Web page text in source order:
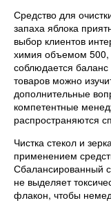
Средство для
запаха яблока
выбор клиентов
химия объемом
соблюдается баланс
товаров можно
дополнительные
компетентные
распространяются
Чистка стекол и
применением
Сбалансированный
не выделяет
флакон, чтобы